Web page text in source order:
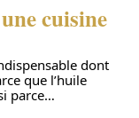
cuisine
dont
que l’huile
parce…